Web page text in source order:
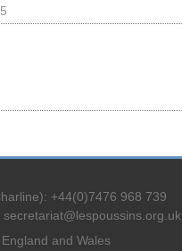
+44(0)7476 968 739
secretariat@lespoussins.org.uk
and Wales